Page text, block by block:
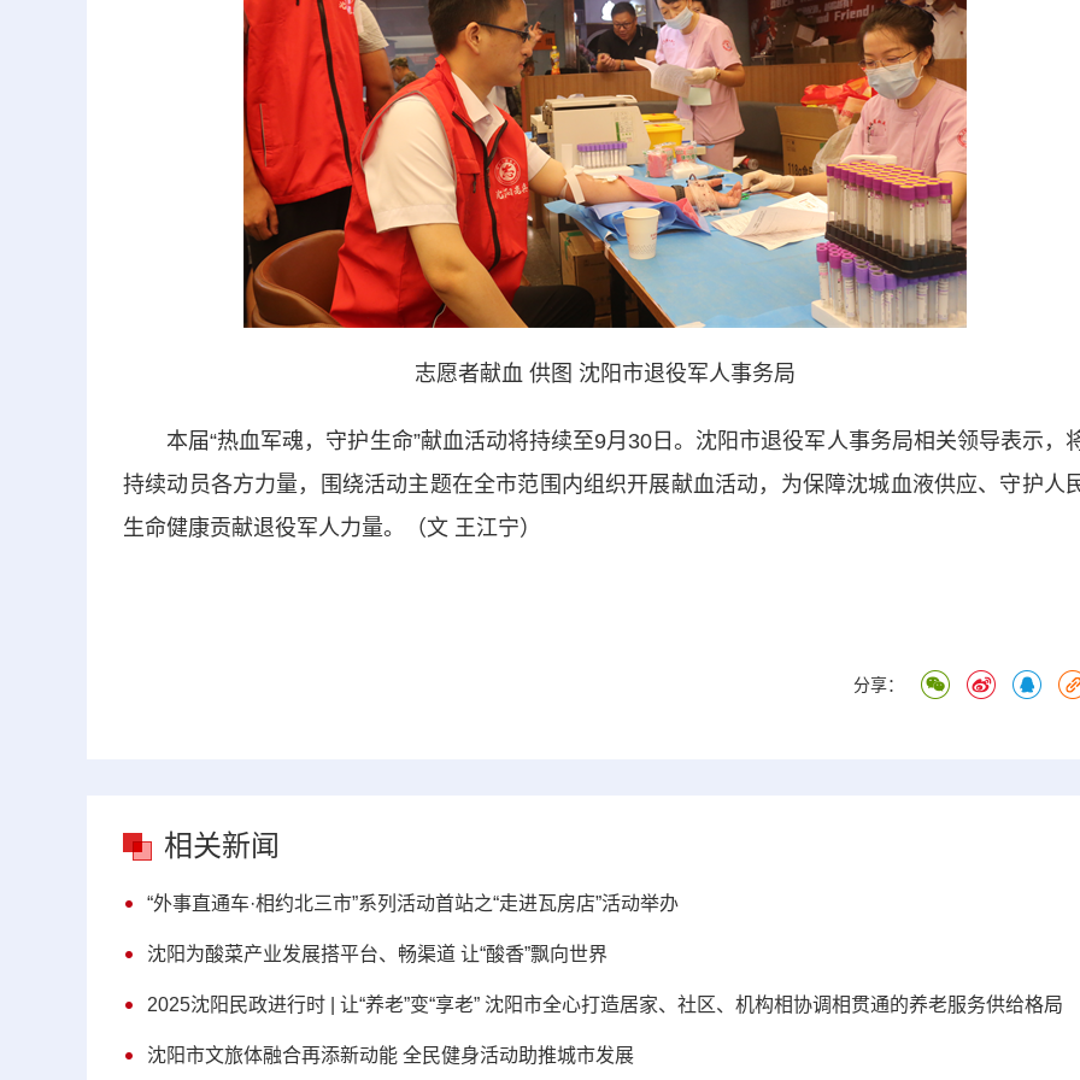
志愿者献血 供图 沈阳市退役军人事务局
本届“热血军魂，守护生命”献血活动将持续至9月30日。沈阳市退役军人事务局相关领导表示，
持续动员各方力量，围绕活动主题在全市范围内组织开展献血活动，为保障沈城血液供应、守护人
生命健康贡献退役军人力量。（文 王江宁）
分享：
相关新闻
“外事直通车·相约北三市”系列活动首站之“走进瓦房店”活动举办
沈阳为酸菜产业发展搭平台、畅渠道 让“酸香”飘向世界
2025沈阳民政进行时 | 让“养老”变“享老” 沈阳市全心打造居家、社区、机构相协调相贯通的养老服务供给格局
沈阳市文旅体融合再添新动能 全民健身活动助推城市发展